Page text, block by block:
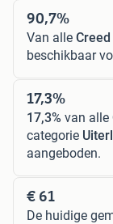
90,7%
Van alle
beschikbaar
17,3%
17,3% van alle
categorie
aangeboden.
€ 61
De huidige